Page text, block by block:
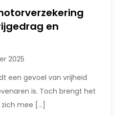
en
2025
een gevoel van vrijheid
is. Toch brengt het
zich mee […]